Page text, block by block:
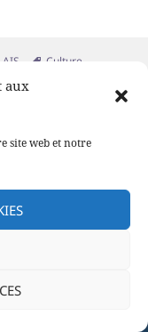
aux
site web et notre
Mots-
Culture